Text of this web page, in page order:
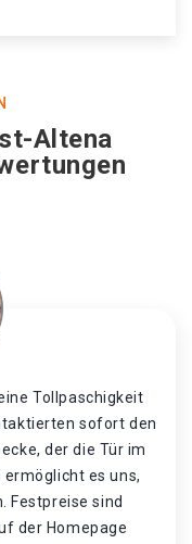
Altena
Tollpaschigkeit
sofort den
der die Tür im
es uns,
Festpreise sind
der Homepage